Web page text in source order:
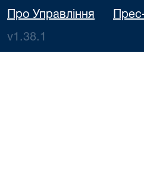
Про Управління
v1.38.1